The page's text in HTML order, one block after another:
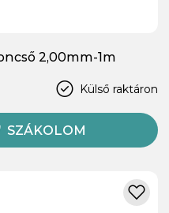
2,00mm-1m
Külső raktáron
SZÁKOLOM